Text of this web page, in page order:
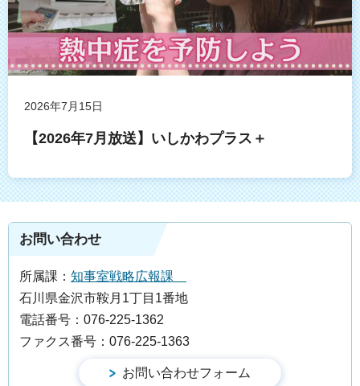
2026年7月15日
【2026年7月放送】いしかわプラス＋
お問い合わせ
所属課： 知事室戦略広報課
石川県金沢市鞍月1丁目1番地
電話番号：076-225-1362
ファクス番号：076-225-1363